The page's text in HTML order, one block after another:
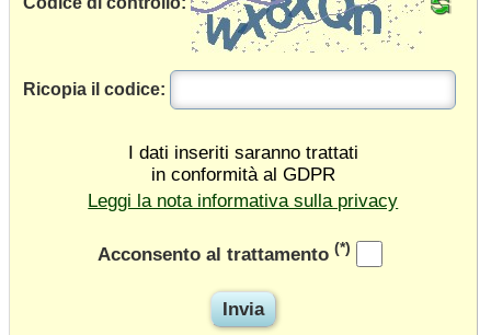
Ricopia il codice:
I dati inseriti saranno trattati
in conformità al GDPR
Leggi la nota informativa sulla privacy
Acconsento al trattamento (*)